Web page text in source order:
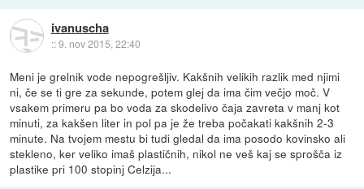
ivanuscha
::9. nov 2015, 22:40
Meni je grelnik vode nepogrešljiv. Kakšnih velikih razlik med njimi
ni, če se ti gre za sekunde, potem glej da ima čim večjo moč. V
vsakem primeru pa bo voda za skodelivo čaja zavreta v manj kot
minuti, za kakšen liter in pol pa je že treba počakati kakšnih 2-3
minute. Na tvojem mestu bi tudi gledal da ima posodo kovinsko ali
stekleno, ker veliko imaš plastičnih, nikol ne veš kaj se sprošča iz
plastike pri 100 stopinj Celzija...